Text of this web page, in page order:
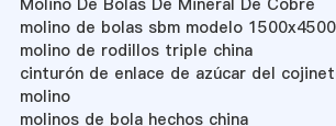
molino de bolas sbm modelo
molino de rodillos triple china
cinturón de enlace de azúcar del
molino
molinos de bola hechos china